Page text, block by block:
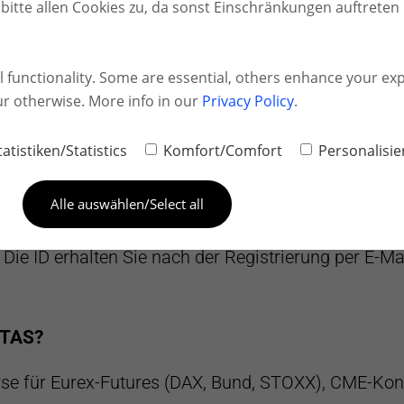
für ATAS?
unterstützter Datenfeed-Anbieter für ATAS.
Eine vollständige Anleitung finden
in ATAS ein?
PAN → Weiter. Dann Verbindungsname, ID
ID erhalten Sie nach der Registrierung per E-
für Eurex-Futures (DAX, Bund, STOXX), CME-
allen Cookies zu, da sonst Einschränkungen
Some are essential, others enhance your
otherwise. More info in our Privacy Policy.
Statistics Komfort/Comfort
Alle auswählen/Select all